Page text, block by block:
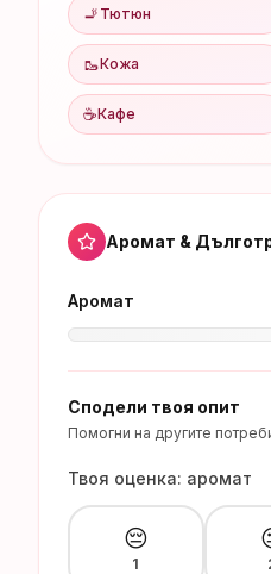
🚬 Тютюн
🥾Кожа
☕Кафе
Аромат &
Аромат
Сподели твоя опит
Помогни на другите
Твоя оценка: аромат
😔
1